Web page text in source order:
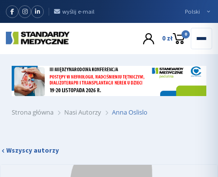
wyślij e-mail
0 zł 0
Strona główna Nasi Autorzy Anna Oslislo
Wszyscy autorzy